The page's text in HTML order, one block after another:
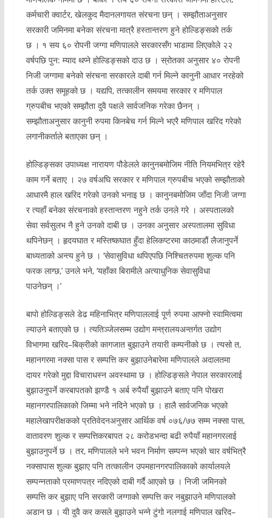
कर्मचारी क्वार्टर, खेलकुद मैदानलगायत संरचना छन् । सम्झौताअनुसार
सरकारी जमिनमा बनेका संरचना मात्रै हस्तान्तरण हुने होल्डिङ्सको तर्क
छ । १ सय ६० रोपनी जग्गा मणिपालले सरकारसँग भाडामा लिएकोले २२
वर्षपछि पुन: म्याद थप्ने होल्डिङ्सको दाउ छ । स्रोतका अनुसार ४० रोपनी
निजी जग्गामा बनेको संरचना सरकारले दाबी गर्न मिल्ने कानुनी आधार नरहेको
तर्क उक्त समूहको छ । यद्यपि, तत्कालीन समयमा सरकार र मणिपाल
ग्रुपबीच भएको सम्झौता दुवै पक्षले सार्वजनिक गरेका छैनन् ।
सम्झौताअनुसार कानुनी रुपमा किनबेच गर्न मिल्ने भएरै मणिपाल खरिद गरेको
लगानीकर्ताले बताएका छन् ।
होल्डिङ्सका उपाध्यक्ष नारायण पौडेलले कानुनबमोजिम नीति नियमभित्र रहेरै
काम गर्ने बताए । २७ वर्षअघि सरकार र मणिपाल ग्रुपबीच भएको सम्झौताको
आधारमै हाल खरिद गरेको उनको भनाइ छ । कानुनबमोजिम जाँदा निजी जग्गा
र त्यहाँ बनेका संरचनाको हस्तान्तरण नहुने तर्क उनले गरे । अस्पतालको
सेवा सर्वसुलभ नै हुने उनको दाबी छ । उनका अनुसार अस्पतालमा सुविधा
थपिनेछन् । हृदयघात र मस्तिष्कघात हुँदा हेलिकप्टरमा काठमाडौं लैजानुपर्ने
बाध्यताको अन्त्य हुने छ । ‘सेवासुविधा थपिएपछि निश्चितरुपमा शुल्क पनि
फरक लाग्छ,’ उनले भने, ‘यहाँका बिरामीले अत्याधुनिक सेवासुविधा
पाउनेछन् ।’
बापो होल्डिङ्सले डेढ महिनाभित्र मणिपाललाई पूर्ण रुपमा आफ्नो स्वामित्वमा
ल्याउने बताएको छ । त्यतिञ्जेलसम्म उद्योग मन्त्रालयअन्तर्गत उद्योग
विभागमा खरिद–बिक्रीको कागजात बुझाउने तयारी कम्पनीको छ । त्यसो त,
महानगरमा नक्सा पास र सम्पत्ति कर बुझाउनेबारेमा मणिपालले अदालतमा
दायर गरेको मुद्दा विचाराधस्न अवस्थामा छ । होल्डिङ्सले नेपाल सरकारलाई
बुझाउनुपर्ने करबापतको झण्डै १ अर्ब रुपैयाँ बुझाउने बताए पनि पोखरा
महानगरपालिकाको जिम्मा भने नदिने भएको छ । हालै सार्वजनिक भएको
महालेखापरीक्षकको प्रतिवेदनअनुसार आर्थिक वर्ष ०७६/७७ सम्म नक्सा पास,
वातावरण शुल्क र सम्पत्तिकरबापत २८ करोडभन्दा बढी रुपैयाँ महानगरलाई
बुझाउनुपर्ने छ । तर, मणिपालले भने भवन निर्माण सम्पन्न भएको चार वर्षभित्रै
नक्सापास शुल्क बुझाए पनि तत्कालीन उपमहानगरपालिकाको कार्यालयले
सम्पन्नताको प्रमाणपत्र नदिएको दाबी गर्दै आएको छ । निजी जमिनको
सम्पत्ति कर बुझाए पनि सरकारी जग्गाको सम्पत्ति कर नबुझाउने मणिपालको
अडान छ । यी दुवै कर कसले बुझाउने भन्ने टुंगो नलगाई मणिपाल खरिद–